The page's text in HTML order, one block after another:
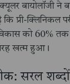
बायोलॉजी ने
प्री-क्लिनिकल
को 60%
खत्म हुआ।
सरल